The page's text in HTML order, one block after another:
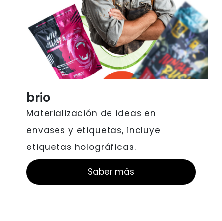
brio
Materialización de ideas en
envases y etiquetas, incluye
etiquetas holográficas.
Saber más